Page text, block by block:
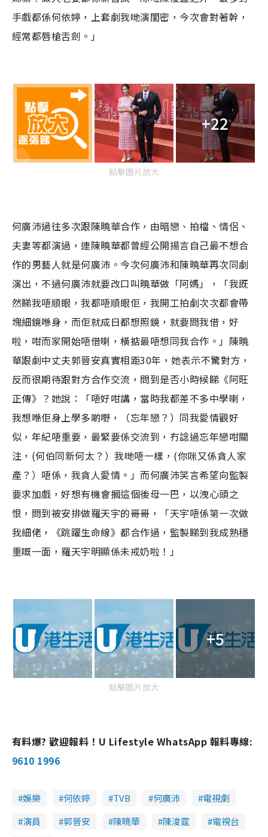
手戲都係何依婷，上套劇我哋演閨密，今次會對著幹，
經常都唇槍舌劍。」
+22
點擊圖片放大
何廣沛過往多次跟陳曉華合作，由暗戀、拍檔、情侶、
夫妻等都演過，連陳曉華都曾經公開揚言自己最不想合
作的男藝人就是何廣沛。今次何廣沛和陳曉華再次同劇
演出，不過何廣沛就要改口叫曉華做「阿媽」，「我既
然睇我唔順眼，我都唔順眼佢，我開工拍劇次次都會帶
塊細鏡喺身，而佢就成日都想照鏡，就要問我借，好
啦，咁而家開始唔借喇，橫掂最唔想同我合作。」陳曉
華跟劇中丈夫郭晉安真實相距30年，她表示不驚對方，
反而很期待跟對方合作交流，問到是否小時候睇《阿旺
正傳》？她說：「唔好咁講，當時我都差不多中學喇，
我想喺佢身上學多啲嘢，（忘年戀？）同我愛情觀好
似，年紀唔重要，最緊要係交流到，冇諗過忘年戀咁關
注，(何伯同新何太？）我哋唔一樣，(你咪又係貪人家
產？）唔係，我貪人愛情。」而何廣沛笑言希望向監製
要求加戲，好想有機會摑這個後母一巴，以洩心頭之
恨，問到被安排做羅天宇的哥哥，「天宇唔係第一次做
我細佬，《跳躍生命線》都合作過，監製睇到我成熟穩
重嘅一面，羅天宇明顯係未戒奶啦！」
+5
點擊圖片放大
有料爆? 歡迎報料！U Lifestyle WhatsApp 報料專線:
9610 1996
娛樂 何依婷 TVB 何廣沛
電視劇
演員
郭晉安 陳曉華 陳浚霆
電視台